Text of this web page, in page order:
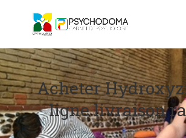
Acheter
ligne livraison